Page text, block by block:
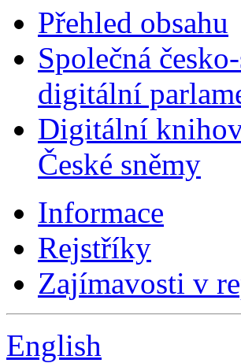
Přehled obsahu
Společná
digitální
Digitální
České sněmy
Informace
Rejstříky
Zajímavosti v
English